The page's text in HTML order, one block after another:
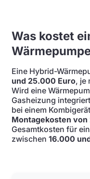
Was kostet
Eine Hybrid-
und 25.000 Euro, je
Wird eine
Gasheizung
bei einem
Montagekosten
Gesamtkosten für
zwischen 16.000